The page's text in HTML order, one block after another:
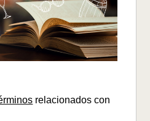
relacionados con